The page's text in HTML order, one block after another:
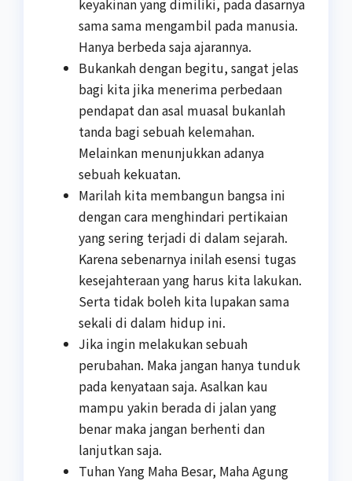
sama sama mengambil pada manusia.
Hanya berbeda saja ajarannya.
Bukankah dengan begitu, sangat jelas
bagi kita jika menerima perbedaan
pendapat dan asal muasal bukanlah
tanda bagi sebuah kelemahan.
Melainkan menunjukkan adanya
sebuah kekuatan.
Marilah kita membangun bangsa ini
dengan cara menghindari pertikaian
yang sering terjadi di dalam sejarah.
Karena sebenarnya inilah esensi tugas
kesejahteraan yang harus kita lakukan.
Serta tidak boleh kita lupakan sama
sekali di dalam hidup ini.
Jika ingin melakukan sebuah
perubahan. Maka jangan hanya tunduk
pada kenyataan saja. Asalkan kau
mampu yakin berada di jalan yang
benar maka jangan berhenti dan
lanjutkan saja.
Tuhan Yang Maha Besar, Maha Agung